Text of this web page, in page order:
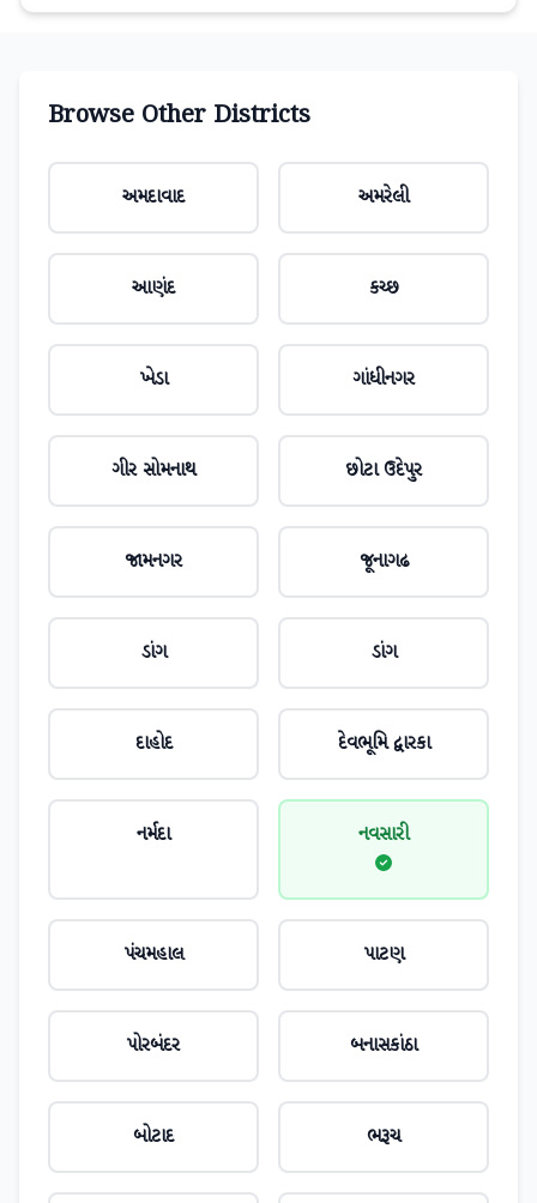
Browse Other Districts
અમદાવાદ અમરેલી
આણંદ કચ્છ
ખેડા ગાંધીનગર
ગીર સોમનાથ છોટા ઉદેપુર
જામનગર જૂનાગઢ
ડાંગ ડાંગ
દાહોદ દેવભૂમિ દ્વારકા
નર્મદા નવસારી
પંચમહાલ પાટણ
પોરબંદર બનાસકાંઠા
બોટાદ ભરૂચ